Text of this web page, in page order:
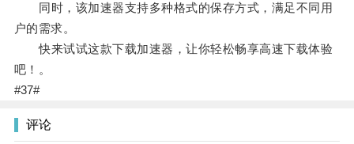
同时，该加速器支持多种格式的保存方式，满足不同用
户的需求。
快来试试这款下载加速器，让你轻松畅享高速下载体验
吧！。
#37#
评论